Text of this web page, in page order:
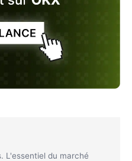
L'essentiel du marché